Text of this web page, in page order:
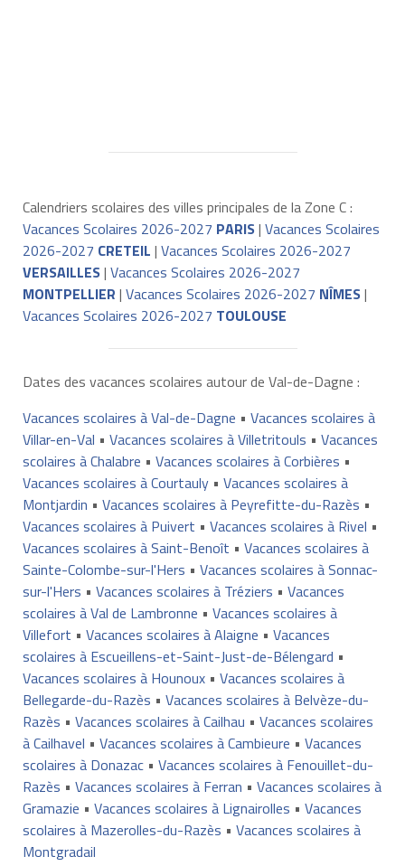
Calendriers scolaires des villes principales de la Zone C :
Vacances Scolaires 2026-2027 PARIS| Vacances Scolaires
2026-2027 CRETEIL | Vacances Scolaires 2026-2027
VERSAILLES| Vacances Scolaires 2026-2027
MONTPELLIER | Vacances Scolaires 2026-2027 NÎMES|
Vacances Scolaires 2026-2027 TOULOUSE
Dates des vacances scolaires autour de Val-de-Dagne :
Vacances scolaires à Val-de-Dagne • Vacances scolaires à
Villar-en-Val • Vacances scolaires à Villetritouls • Vacances
scolaires à Chalabre • Vacances scolaires à Corbières •
Vacances scolaires à Courtauly• Vacances scolaires à
Montjardin • Vacances scolaires à Peyrefitte-du-Razès •
Vacances scolaires à Puivert • Vacances scolaires à Rivel •
Vacances scolaires à Saint-Benoît • Vacances scolaires à
Sainte-Colombe-sur-l'Hers • Vacances scolaires à Sonnac-
sur-l'Hers • Vacances scolaires à Tréziers • Vacances
scolaires à Val de Lambronne • Vacances scolaires à
Villefort • Vacances scolaires à Alaigne • Vacances
scolaires à Escueillens-et-Saint-Just-de-Bélengard •
Vacances scolaires à Hounoux• Vacances scolaires à
Bellegarde-du-Razès • Vacances scolaires à Belvèze-du-
Razès • Vacances scolaires à Cailhau • Vacances scolaires
à Cailhavel • Vacances scolaires à Cambieure • Vacances
scolaires à Donazac• Vacances scolaires à Fenouillet-du-
Razès • Vacances scolaires à Ferran • Vacances scolaires à
Gramazie • Vacances scolaires à Lignairolles • Vacances
scolaires à Mazerolles-du-Razès • Vacances scolaires à
Montgradail